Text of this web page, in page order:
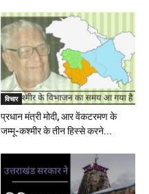
विचार
प्रधान मंत्री मोदी, आर वेंकटरमण के
जम्मू-कश्मीर के तीन हिस्से करने...